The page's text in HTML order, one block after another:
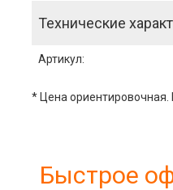
Технические
Артикул:
* Цена ориентировочная.
Быстрое